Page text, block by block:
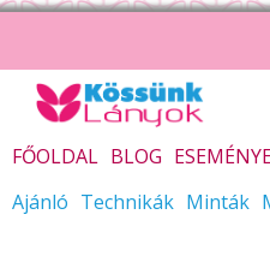
FŐOLDAL BLOG
Ajánló Technikák Minták